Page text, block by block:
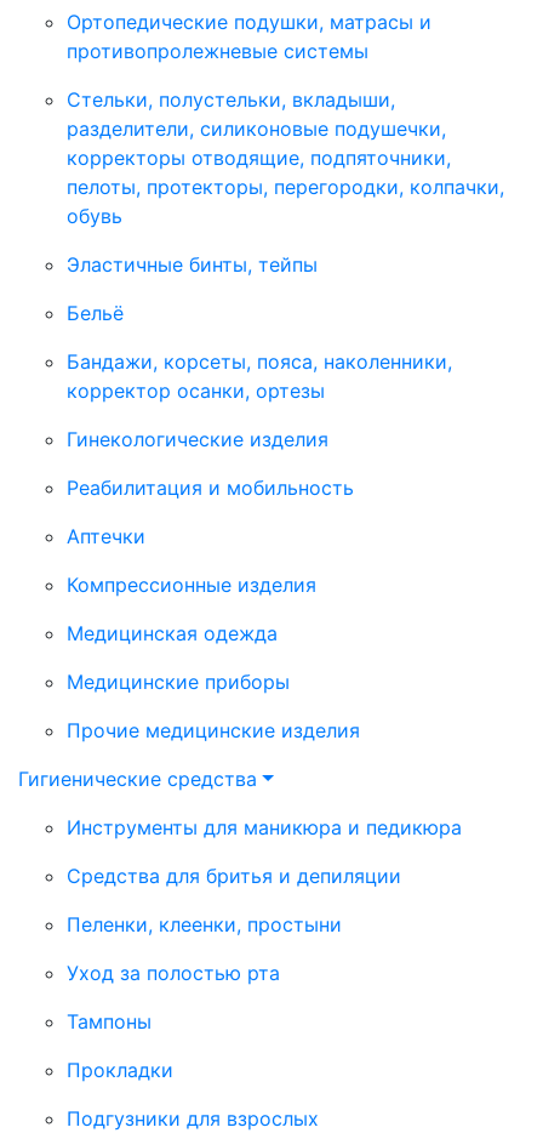
Ортопедические подушки, матрасы и
противопролежневые системы
Стельки, полустельки, вкладыши,
разделители, силиконовые подушечки,
корректоры отводящие, подпяточники,
пелоты, протекторы, перегородки, колпачки,
обувь
Эластичные бинты, тейпы
Бельё
Бандажи, корсеты, пояса, наколенники,
корректор осанки, ортезы
Гинекологические изделия
Реабилитация и мобильность
Аптечки
Компрессионные изделия
Медицинская одежда
Медицинские приборы
Прочие медицинские изделия
Гигиенические средства
Инструменты для маникюра и педикюра
Средства для бритья и депиляции
Пеленки, клеенки, простыни
Уход за полостью рта
Тампоны
Прокладки
Подгузники для взрослых